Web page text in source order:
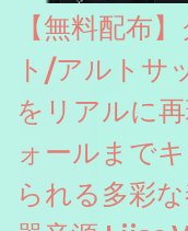
【無料配布
ト/アルトサ
をリアルに
ォールまで
られる多彩